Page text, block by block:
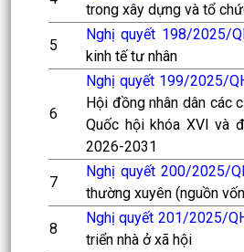
trong xây dựng và tổ
5
Nghị quyết 198/2025/
kinh tế tư nhân
6
Nghị quyết 199/2025/
Hội đồng nhân dân các
Quốc hội khóa XVI và
2026-2031
7
Nghị quyết 200/2025/
thường xuyên (nguồn
8
Nghị quyết 201/2025/
triển nhà ở xã hội